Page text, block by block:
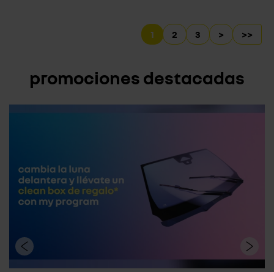
1 2 3 > >>
promociones destacadas